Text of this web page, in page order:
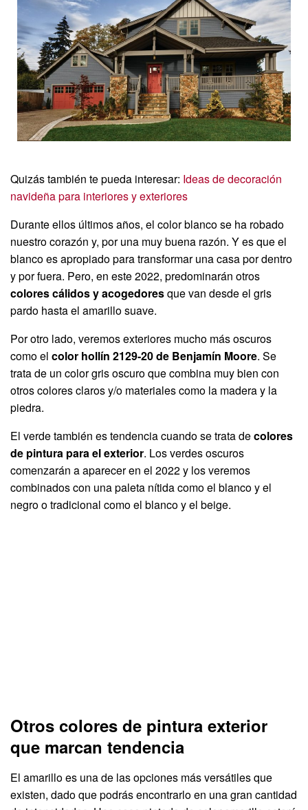
Quizás también te pueda interesar: Ideas de decoración
navideña para interiores y exteriores
Durante ellos últimos años, el color blanco se ha robado
nuestro corazón y, por una muy buena razón. Y es que el
blanco es apropiado para transformar una casa por dentro
y por fuera. Pero, en este 2022, predominarán otros
colores cálidos y acogedoresque van desde el gris
pardo hasta el amarillo suave.
Por otro lado, veremos exteriores mucho más oscuros
como el color hollín 2129-20 de Benjamín Moore. Se
trata de un color gris oscuro que combina muy bien con
otros colores claros y/o materiales como la madera y la
piedra.
El verde también es tendencia cuando se trata decolores
de pintura para el exterior. Los verdes oscuros
comenzarán a aparecer en el 2022 y los veremos
combinados con una paleta nítida como el blanco y el
negro o tradicional como el blanco y el beige.
Otros colores de pintura exterior
que marcan tendencia
El amarillo es una de las opciones más versátiles que
existen, dado que podrás encontrarlo en una gran cantidad